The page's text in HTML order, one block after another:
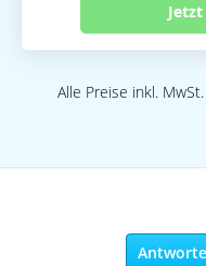
Alle Preise inkl.